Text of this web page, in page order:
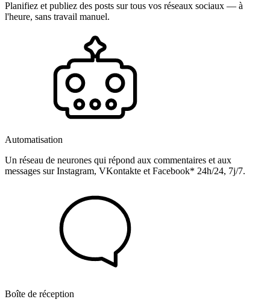
Planifiez et publiez des posts sur tous vos réseaux sociaux — à
l'heure, sans travail manuel.
Automatisation
Un réseau de neurones qui répond aux commentaires et aux
messages sur Instagram, VKontakte et Facebook* 24h/24, 7j/7.
Boîte de réception